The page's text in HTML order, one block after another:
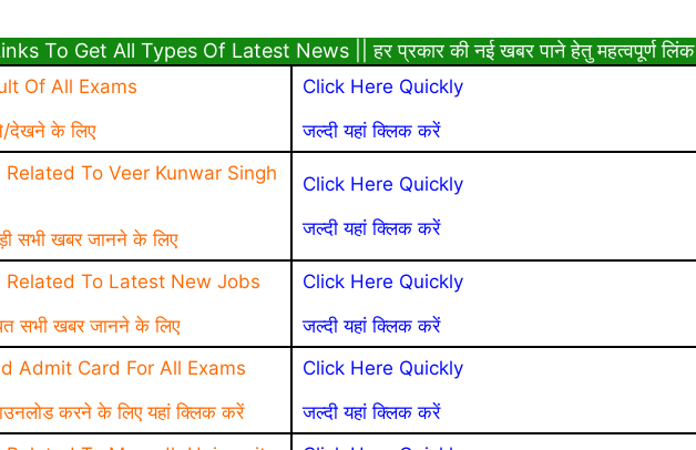
To Get All Types Of Latest News || हर प्रकार की नई खबर पाने हेतु महत्वपूर्ण लिंक
Of All Exams
देखने के लिए
Click Here Quickly
जल्दी यहां क्लिक करें
To Veer Kunwar Singh
सभी खबर जानने के लिए
Click Here Quickly
जल्दी यहां क्लिक करें
To Latest New Jobs
सभी खबर जानने के लिए
Click Here Quickly
जल्दी यहां क्लिक करें
Admit Card For All Exams
करने के लिए यहां क्लिक करें
Click Here Quickly
जल्दी यहां क्लिक करें